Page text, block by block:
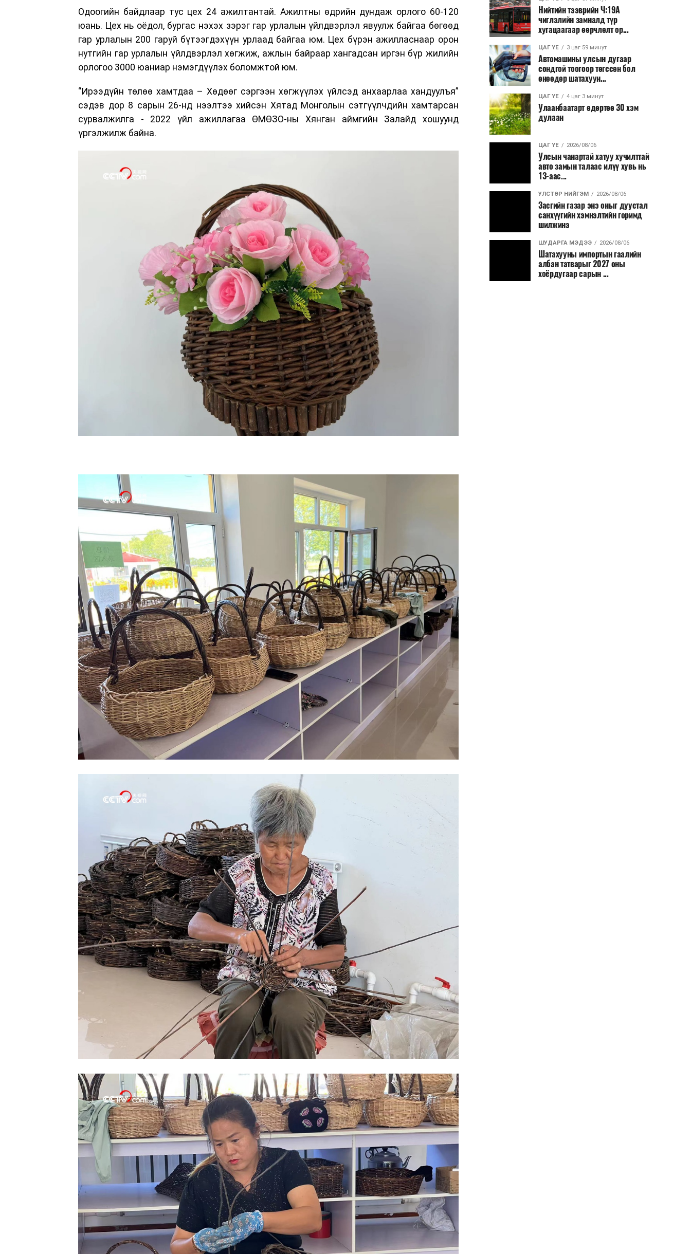
Одоогийн байдлаар тус цех 24 ажилтантай. Ажилтны өдрийн дундаж орлого 60-120
юань. Цех нь оёдол, бургас нэхэх зэрэг гар урлалын үйлдвэрлэл явуулж байгаа бөгөөд
гар урлалын 200 гаруй бүтээгдэхүүн урлаад байгаа юм. Цех бүрэн ажилласнаар орон
нутгийн гар урлалын үйлдвэрлэл хөгжиж, ажлын байраар хангадсан иргэн бүр жилийн
орлогоо 3000 юаниар нэмэгдүүлэх боломжтой юм.
“Ирээдүйн төлөө хамтдаа – Хөдөөг сэргээн хөгжүүлэх үйлсэд анхаарлаа хандуулъя”
сэдэв дор 8 сарын 26-нд нээлтээ хийсэн Хятад Монголын сэтгүүлчдийн хамтарсан
сурвалжилга - 2022 үйл ажиллагаа ӨМӨЗО-ны Хянган аймгийн Залайд хошуунд
үргэлжилж байна.
Нийтийн тээврийн Ч:19А
чиглэлийн замналд түр
хугацаагаар өөрчлөлт ор...
ЦАГ ҮЕ 3 цаг 59 минут
Автомашины улсын дугаар
сондгой тоогоор төгссөн бол
өнөөдөр шатахуун...
ЦАГ ҮЕ 4 цаг 3 минут
Улаанбаатарт өдөртөө 30 хэм
дулаан
ЦАГ ҮЕ 2026/08/06
Улсын чанартай хатуу хучилттай
авто замын талаас илүү хувь нь
13-аас...
УЛСТӨР НИЙГЭМ 2026/08/06
Засгийн газар энэ оныг дуустал
санхүүгийн хэмнэлтийн горимд
шилжинэ
ШУДАРГА МЭДЭЭ 2026/08/06
Шатахууны импортын гаалийн
албан татварыг 2027 оны
хоёрдугаар сарын ...